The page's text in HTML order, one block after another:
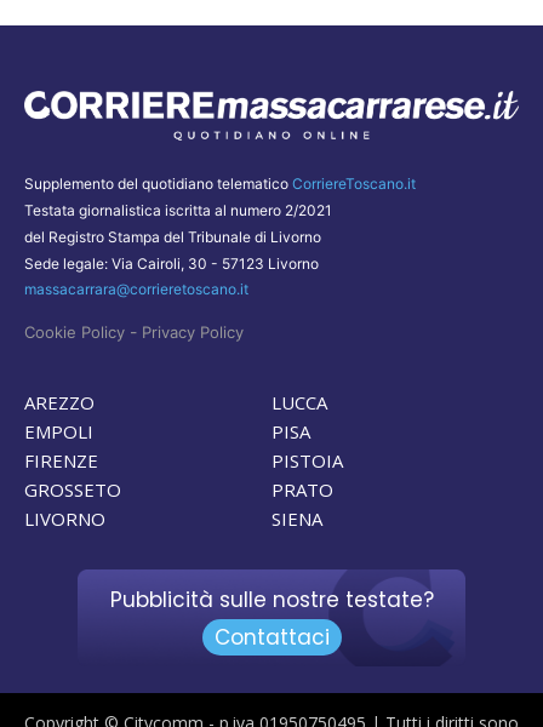
Supplemento del quotidiano telematico CorriereToscano.it
Testata giornalistica iscritta al numero 2/2021
del Registro Stampa del Tribunale di Livorno
Sede legale: Via Cairoli, 30 - 57123 Livorno
massacarrara@corrieretoscano.it
Cookie Policy - Privacy Policy
AREZZO
EMPOLI
FIRENZE
GROSSETO
LIVORNO
LUCCA
PISA
PISTOIA
PRATO
SIENA
Pubblicità sulle nostre testate?
Contattaci
Copyright © Citycomm - p.iva 01950750495 | Tutti i diritti sono